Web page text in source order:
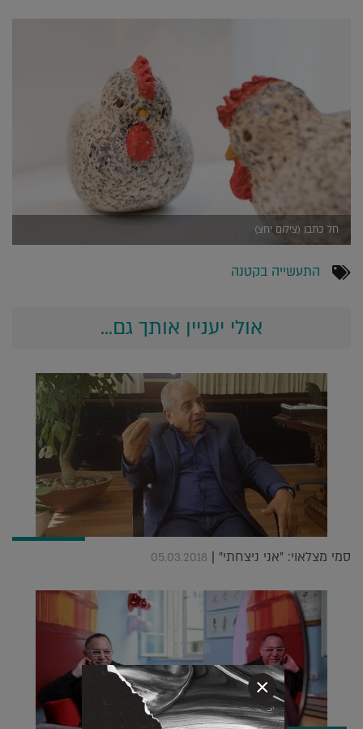
חל כתבן (צילום יחצ)
התעשייה בקטנה
אולי יעניין אותך גם...
סמי מצלאוי: "אני ניצחתי" | 05.03.2018
×